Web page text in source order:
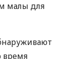
малы для
время